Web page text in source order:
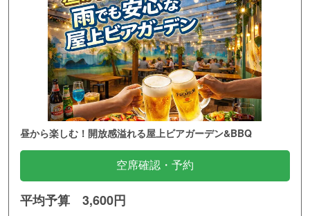
昼から楽しむ！開放感溢れる屋上ビアガーデン&BBQ
空席確認・予約
平均予算 3,600円